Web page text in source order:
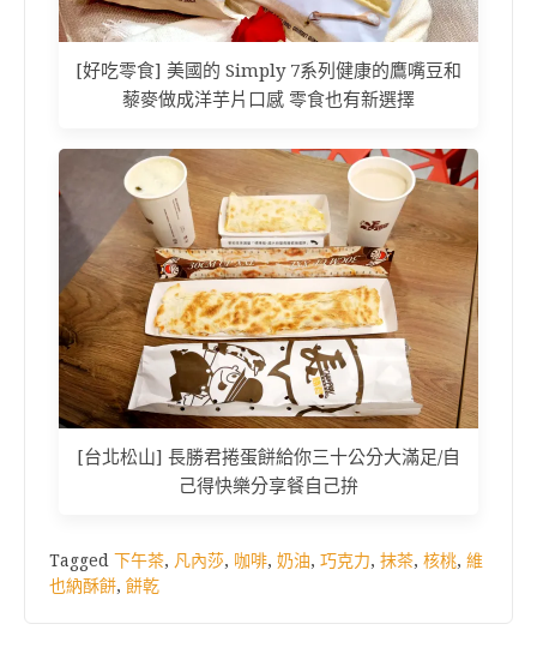
[好吃零食] 美國的 Simply 7系列健康的鷹嘴豆和
藜麥做成洋芋片口感 零食也有新選擇
[台北松山] 長勝君捲蛋餅給你三十公分大滿足/自
己得快樂分享餐自己拚
Tagged 下午茶, 凡內莎, 咖啡, 奶油, 巧克力, 抹茶, 核桃, 維
也納酥餅, 餅乾